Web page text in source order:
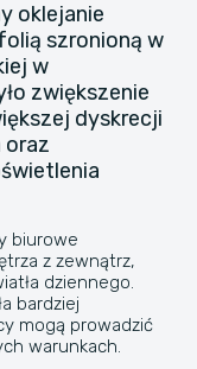
oklejanie
szronioną w
w
zwiększenie
dyskrecji
biurowe
z zewnątrz,
dziennego.
bardziej
mogą prowadzić
warunkach.